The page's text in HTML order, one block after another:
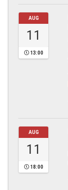
AUG
11
13:00
AUG
11
18:00